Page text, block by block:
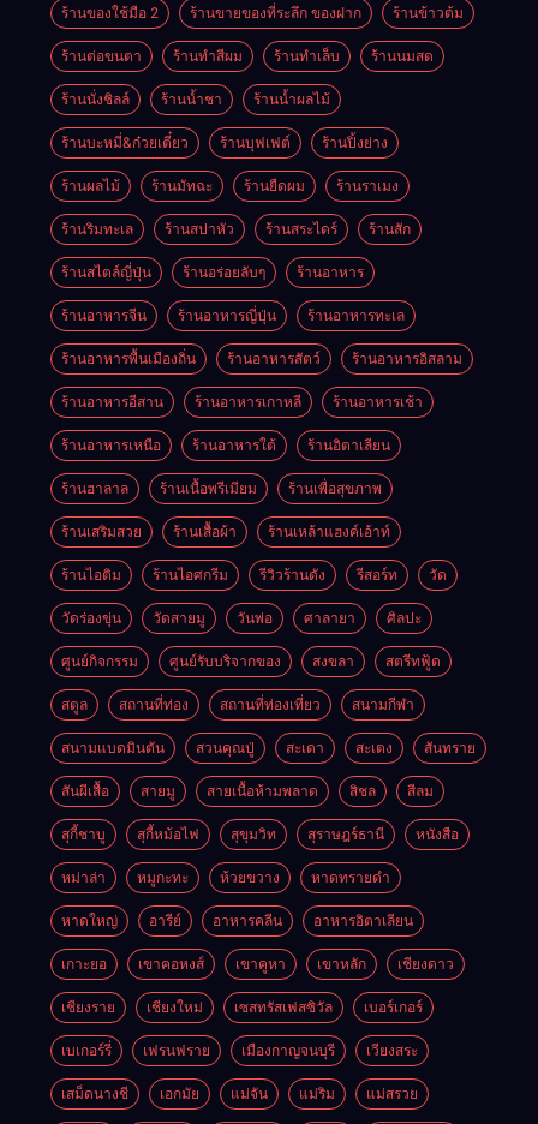
ร้านของใช้มือ 2 ร้านขายของที่ระลึก ของฝาก ร้านข้าวต้ม
ร้านต่อขนตา ร้านทำสีผม ร้านทำเล็บ ร้านนมสด
ร้านนั่งชิลล์ ร้านน้ำชา ร้านน้ำผลไม้
ร้านบะหมี่&ก๋วยเตี๋ยว ร้านบุฟเฟต์ ร้านปิ้งย่าง
ร้านผลไม้ ร้านมัทฉะ ร้านยืดผม ร้านราเมง
ร้านริมทะเล ร้านสปาหัว ร้านสระไดร์ ร้านสัก
ร้านสไตล์ญี่ปุ่น ร้านอร่อยลับๆ ร้านอาหาร
ร้านอาหารจีน ร้านอาหารญี่ปุ่น ร้านอาหารทะเล
ร้านอาหารพื้นเมืองถิ่น ร้านอาหารสัตว์ ร้านอาหารอิสลาม
ร้านอาหารอีสาน ร้านอาหารเกาหลี ร้านอาหารเช้า
ร้านอาหารเหนือ ร้านอาหารใต้ ร้านอิตาเลียน
ร้านฮาลาล ร้านเนื้อพรีเมียม ร้านเพื่อสุขภาพ
ร้านเสริมสวย ร้านเสื้อผ้า ร้านเหล้าแฮงค์เอ้าท์
ร้านไอติม ร้านไอศกรีม รีวิวร้านดัง รีสอร์ท วัด
วัดร่องขุ่น วัดสายมู วันพ่อ ศาลายา ศิลปะ
ศูนย์กิจกรรม ศูนย์รับบริจากของ สงขลา สตรีทฟู้ด
สตูล สถานที่ท่อง สถานที่ท่องเที่ยว สนามกีฬา
สนามแบดมินตัน สวนคุณปู่ สะเดา สะเตง สันทราย
สันผีเสื้อ สายมู สายเนื้อห้ามพลาด สิชล สีลม
สุกี้ชาบู สุกี้หม้อไฟ สุขุมวิท สุราษฎร์ธานี หนังสือ
หม่าล่า หมูกะทะ ห้วยขวาง หาดทรายดำ
หาดใหญ่ อารีย์ อาหารคลีน อาหารอิตาเลียน
เกาะยอ เขาคอหงส์ เขาคูหา เขาหลัก เชียงดาว
เชียงราย เชียงใหม่ เซสทรัสเฟสซิวัล เบอร์เกอร์
เบเกอร์รี่ เฟรนฟราย เมืองกาญจนบุรี เวียงสระ
เสม็ดนางชี เอกมัย แม่จัน แม่ริม แม่สรวย